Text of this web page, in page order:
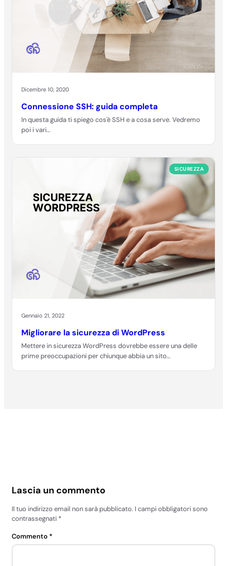
Dicembre 10, 2020
Connessione SSH: guida completa
In questa guida ti spiego cos'è SSH e a cosa serve. Vedremo
poi i vari…
SICUREZZA
Gennaio 21, 2022
Migliorare la sicurezza di WordPress
Mettere in sicurezza WordPress dovrebbe essere una delle
prime preoccupazioni per chiunque abbia un sito…
Lascia un commento
Il tuo indirizzo email non sarà pubblicato. I campi obbligatori sono
contrassegnati *
Commento *